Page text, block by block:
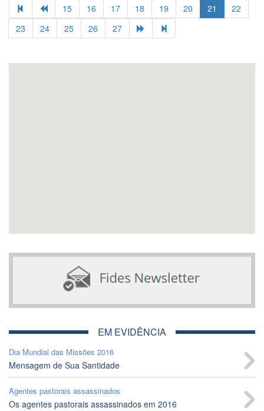
15 16 17 18 19 20 21
22
23
24 25 26 27
EM EVIDÊNCIA
Dia Mundial das Missões 2016
Mensagem de Sua Santidade
Agentes pastorais assassinados
Os agentes pastorais assassinados em 2016